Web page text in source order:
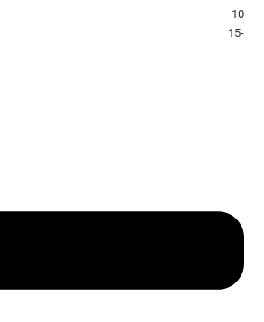
10
-15